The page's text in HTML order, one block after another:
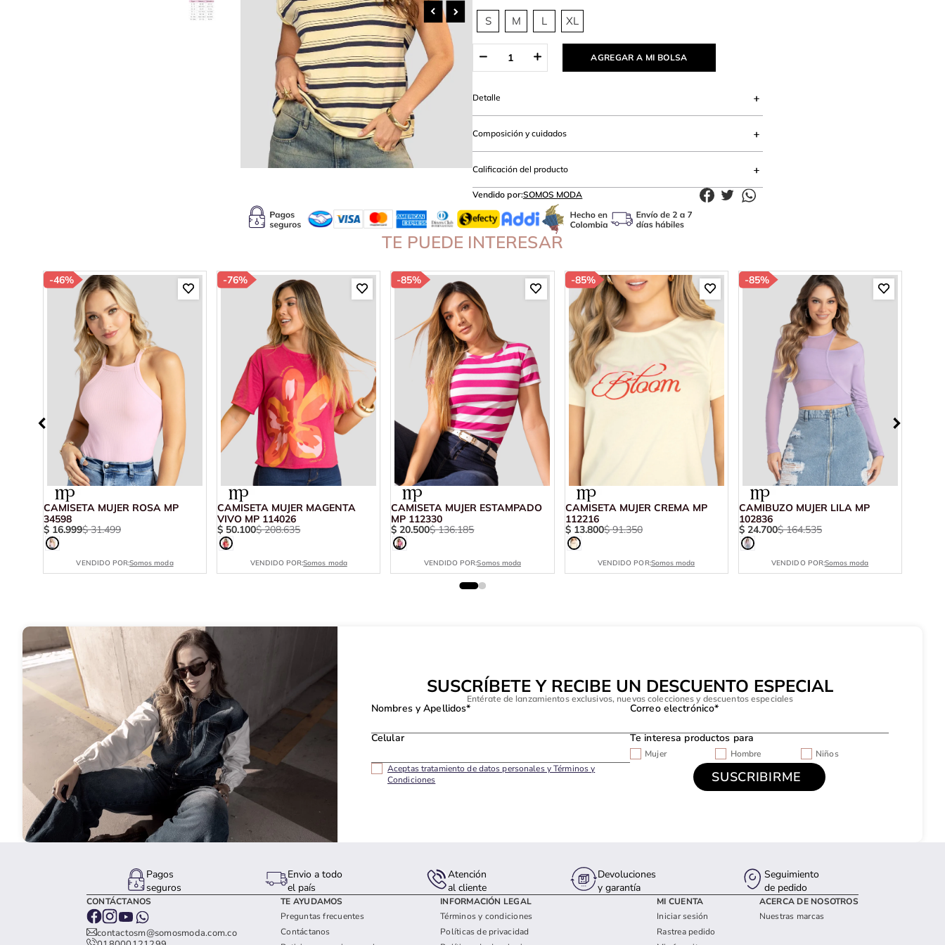
S M L XL
AGREGAR A MI BOLSA
Detalle
Composición y cuidados
Calificación del producto
Vendido por:SOMOS MODA
TE PUEDE INTERESAR
-46%
CAMISETA MUJER ROSA MP
34598
$ 16.999$ 31.499
VENDIDO POR:Somos moda
-76%
CAMISETA MUJER MAGENTA
VIVO MP 114026
$ 50.100$ 208.635
VENDIDO POR:Somos moda
-85%
CAMISETA MUJER ESTAMPADO
MP 112330
$ 20.500$ 136.185
VENDIDO POR:Somos moda
-85%
CAMISETA MUJER CREMA MP
112216
$ 13.800$ 91.350
VENDIDO POR:Somos moda
-85%
CAMIBUZO MUJER LILA MP
102836
$ 24.700$ 164.535
VENDIDO POR:Somos moda
SUSCRÍBETE Y RECIBE UN DESCUENTO ESPECIAL
Entérate de lanzamientos exclusivos, nuevas colecciones y descuentos especiales
Nombres y Apellidos* Correo electrónico*
Celular Te interesa productos para
Mujer Hombre
Niños
Aceptas tratamiento de datos personales y Términos y
Condiciones
Pagos
seguros
Envio a todo
el país
Atención
al cliente
Devoluciones
y garantía
Seguimiento
de pedido
CONTÁCTANOS
contactosm@somosmoda.com.co
TE AYUDAMOS
Preguntas frecuentes
Contáctanos
INFORMACIÓN LEGAL
Términos y condiciones
Políticas de privacidad
MI CUENTA
Iniciar sesión
Rastrea pedido
ACERCA DE NOSOTROS
Nuestras marcas
10. camibuzo